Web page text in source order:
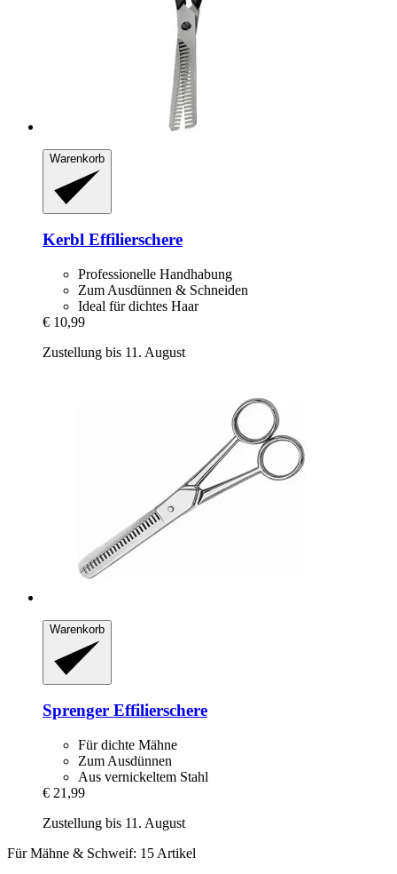
Warenkorb
Kerbl Effilierschere
Professionelle Handhabung
Zum Ausdünnen & Schneiden
Ideal für dichtes Haar
€ 10,99
Zustellung bis 11. August
Warenkorb
Sprenger Effilierschere
Für dichte Mähne
Zum Ausdünnen
Aus vernickeltem Stahl
€ 21,99
Zustellung bis 11. August
Für Mähne & Schweif: 15 Artikel